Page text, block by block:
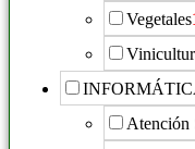
Vegetales
Atención